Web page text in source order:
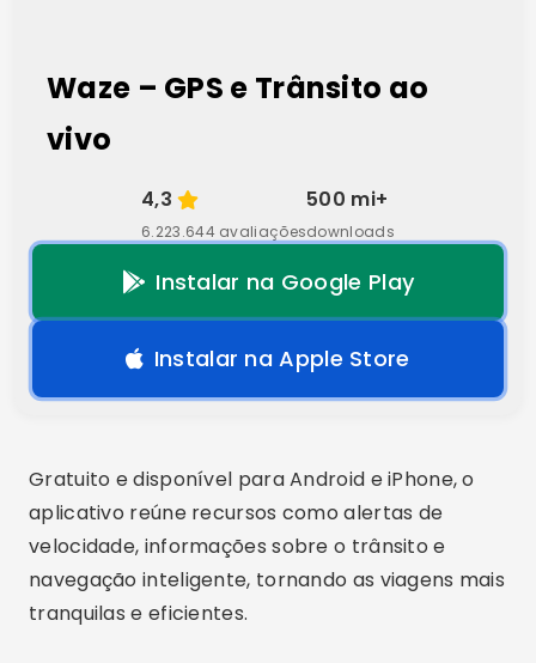
Waze – GPS e Trânsito ao
vivo
4,3
6.223.644 avaliações
500 mi+
downloads
Instalar na Google Play
Instalar na Apple Store
Gratuito e disponível para Android e iPhone, o
aplicativo reúne recursos como alertas de
velocidade, informações sobre o trânsito e
navegação inteligente, tornando as viagens mais
tranquilas e eficientes.